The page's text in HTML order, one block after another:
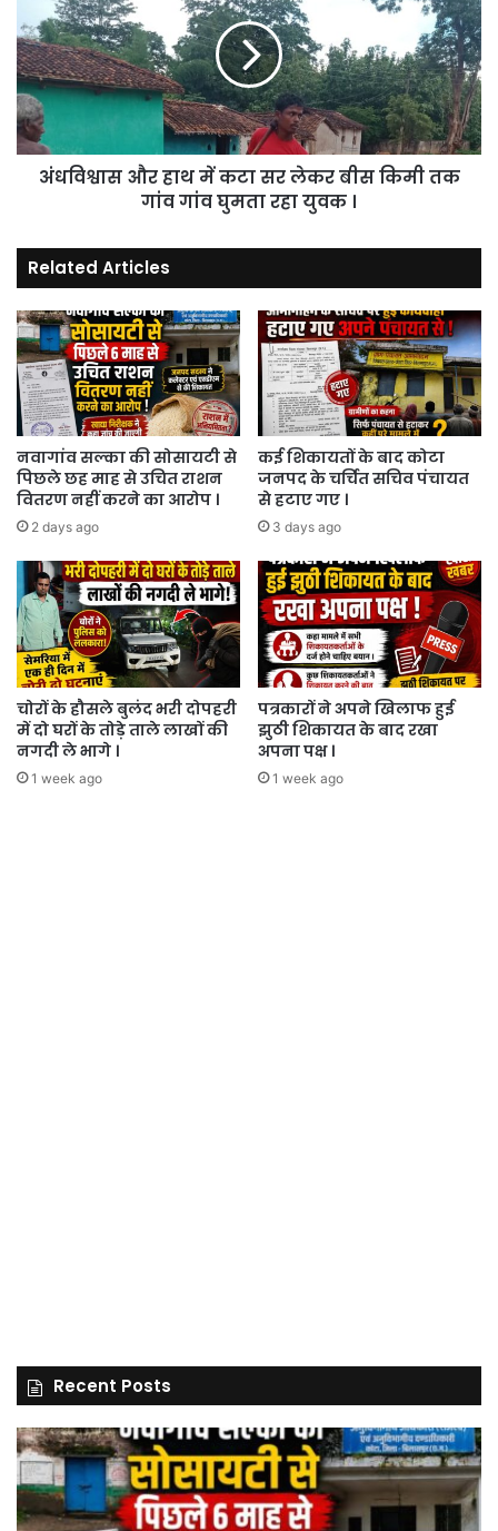
को
दे
दी
अनुमति
।
में
कटा
सर
लेकर
बीस
किमी
घुमता
रहा
युवक
।
अंधविश्वास और हाथ में कटा सर लेकर बीस किमी तक
गांव गांव घुमता रहा युवक ।
Related Articles
नवागांव सल्का की सोसायटी से
पिछले छह माह से उचित राशन
वितरण नहीं करने का आरोप ।
2 days ago
कई शिकायतों के बाद कोटा
जनपद के चर्चित सचिव पंचायत
से हटाए गए ।
3 days ago
चोरों के हौसले बुलंद भरी दोपहरी
में दो घरों के तोड़े ताले लाखों की
नगदी ले भागे ।
1 week ago
पत्रकारों ने अपने खिलाफ हुई
झुठी शिकायत के बाद रखा
अपना पक्ष ।
1 week ago
Recent Posts